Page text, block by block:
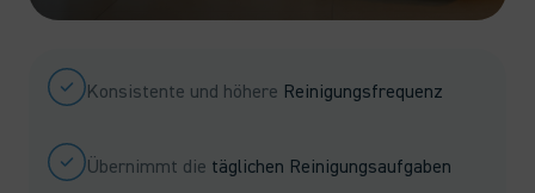
Konsistente und höhere Reinigungsfrequenz
Übernimmt die täglichen Reinigungsaufgaben